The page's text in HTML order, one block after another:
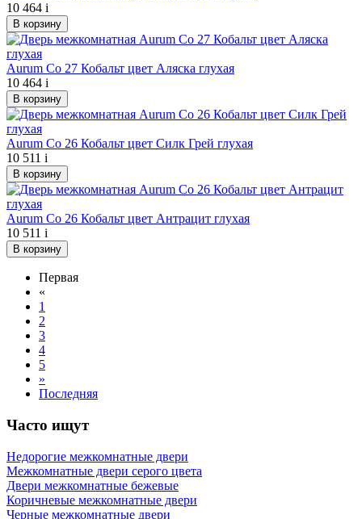
10 464 i
В корзину
Aurum Co 27 Кобальт цвет Аляска глухая
10 464 i
В корзину
Aurum Co 26 Кобальт цвет Силк Грей глухая
10 511 i
В корзину
Aurum Co 26 Кобальт цвет Антрацит глухая
10 511 i
В корзину
Первая
«
1
2
3
4
5
»
Последняя
Часто ищут
Недорогие межкомнатные двери
Межкомнатные двери серого цвета
Двери межкомнатные бежевые
Коричневые межкомнатные двери
Черные межкомнатные двери